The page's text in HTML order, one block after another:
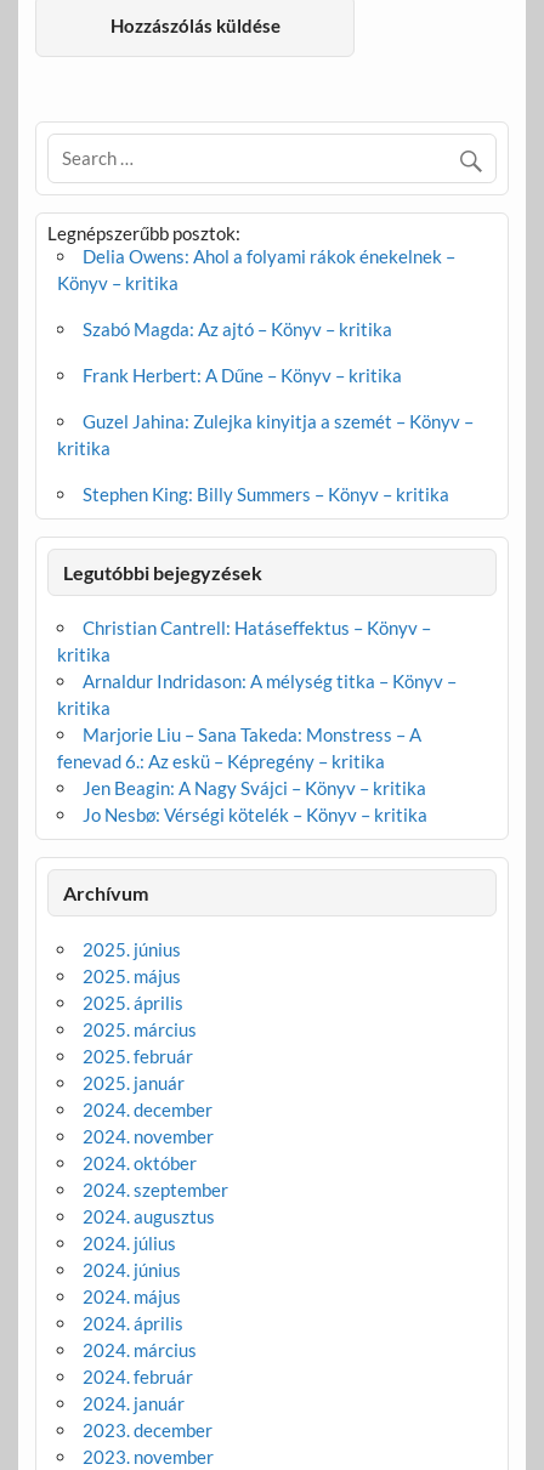
Legnépszerűbb posztok:
Delia Owens: Ahol a folyami rákok énekelnek –
Könyv – kritika
Szabó Magda: Az ajtó – Könyv – kritika
Frank Herbert: A Dűne – Könyv – kritika
Guzel Jahina: Zulejka kinyitja a szemét – Könyv –
kritika
Stephen King: Billy Summers – Könyv – kritika
Legutóbbi bejegyzések
Christian Cantrell: Hatáseffektus – Könyv –
kritika
Arnaldur Indridason: A mélység titka – Könyv –
kritika
Marjorie Liu – Sana Takeda: Monstress – A
fenevad 6.: Az eskü – Képregény – kritika
Jen Beagin: A Nagy Svájci – Könyv – kritika
Jo Nesbø: Vérségi kötelék – Könyv – kritika
Archívum
2025. június
2025. május
2025. április
2025. március
2025. február
2025. január
2024. december
2024. november
2024. október
2024. szeptember
2024. augusztus
2024. július
2024. június
2024. május
2024. április
2024. március
2024. február
2024. január
2023. december
2023. november